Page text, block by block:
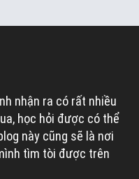
nhận ra có rất nhiều
học hỏi được có thể
này cũng sẽ là nơi
tìm tòi được trên